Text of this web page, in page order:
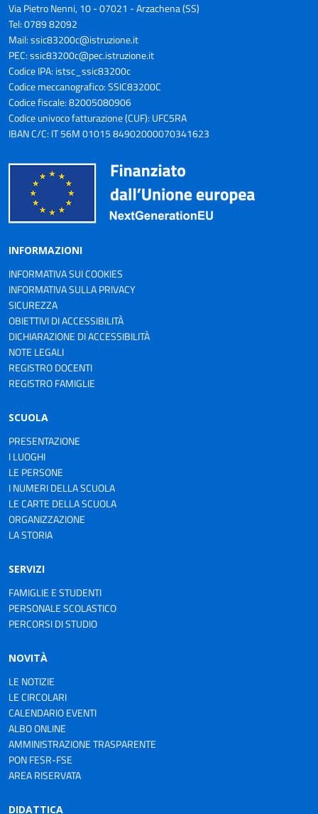
Via Pietro Nenni, 10 - 07021 - Arzachena (SS)
Tel: 0789 82092
Mail:ssic83200c@istruzione.it
PEC:ssic83200c@pec.istruzione.it
Codice IPA: istsc_ssic83200c
Codice meccanografico: SSIC83200C
Codice fiscale: 82005080906
Codice univoco fatturazione (CUF): UFC5RA
IBAN C/C: IT 56M 01015 84902000070341623
INFORMAZIONI
INFORMATIVA SUI COOKIES
INFORMATIVA SULLA PRIVACY
SICUREZZA
OBIETTIVI DI ACCESSIBILITÀ
DICHIARAZIONE DI ACCESSIBILITÀ
NOTE LEGALI
REGISTRO DOCENTI
REGISTRO FAMIGLIE
SCUOLA
PRESENTAZIONE
I LUOGHI
LE PERSONE
I NUMERI DELLA SCUOLA
LE CARTE DELLA SCUOLA
ORGANIZZAZIONE
LA STORIA
SERVIZI
FAMIGLIE E STUDENTI
PERSONALE SCOLASTICO
PERCORSI DI STUDIO
NOVITÀ
LE NOTIZIE
LE CIRCOLARI
CALENDARIO EVENTI
ALBO ONLINE
AMMINISTRAZIONE TRASPARENTE
PON FESR-FSE
AREA RISERVATA
DIDATTICA